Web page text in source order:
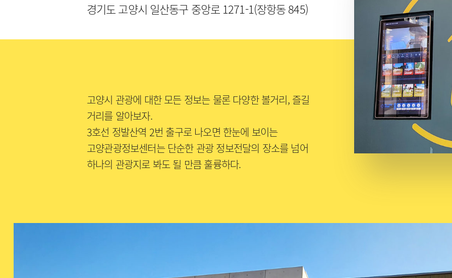
경기도 고양시 일산동구 중앙로 1271-1(장항동 845)
고양시 관광에 대한 모든 정보는 물론 다양한 볼거리, 즐길
거리를 알아보자.
3호선 정발산역 2번 출구로 나오면 한눈에 보이는
고양관광정보센터는 단순한 관광 정보전달의 장소를 넘어
하나의 관광지로 봐도 될 만큼 훌륭하다.